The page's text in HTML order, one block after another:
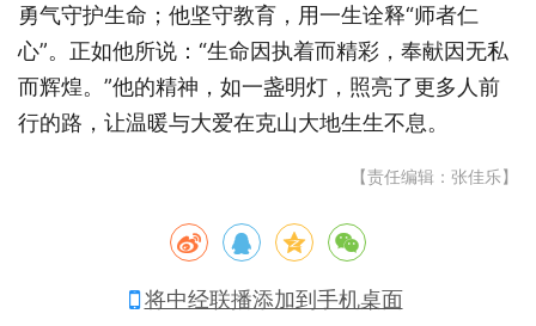
勇气守护生命；他坚守教育，用一生诠释“师者仁
心”。正如他所说：“生命因执着而精彩，奉献因无私
而辉煌。”他的精神，如一盏明灯，照亮了更多人前
行的路，让温暖与大爱在克山大地生生不息。
【责任编辑：张佳乐】
将中经联播添加到手机桌面